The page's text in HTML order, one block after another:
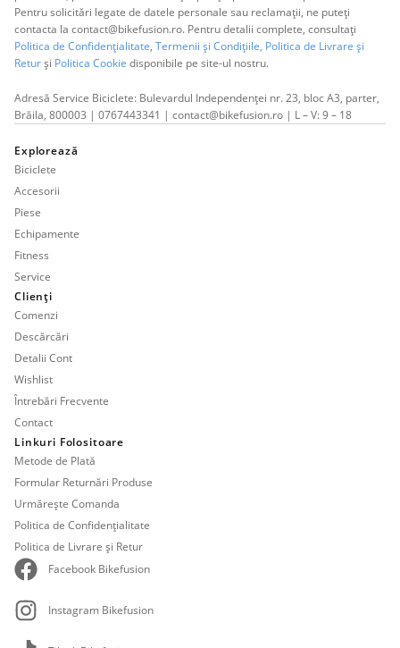
Pentru solicitări legate de datele personale sau reclamații, ne puteți
contacta la contact@bikefusion.ro. Pentru detalii complete, consultați
Politica de Confidențialitate, Termenii și Condițiile, Politica de Livrare și
Returși Politica Cookie disponibile pe site-ul nostru.
Adresă Service Biciclete: Bulevardul Independenței nr. 23, bloc A3, parter,
Brăila, 800003 | 0767443341 | contact@bikefusion.ro | L – V: 9 – 18
Explorează
Biciclete
Accesorii
Piese
Echipamente
Fitness
Service
Clienți
Comenzi
Descărcări
Detalii Cont
Wishlist
Întrebări Frecvente
Contact
Linkuri Folositoare
Metode de Plată
Formular Returnări Produse
Urmărește Comanda
Politica de Confidențialitate
Politica de Livrare și Retur
Facebook Bikefusion
Instagram Bikefusion